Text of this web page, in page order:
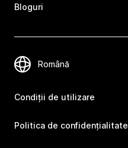
Bloguri
Condiții de utilizare
Politica de confidențialitate